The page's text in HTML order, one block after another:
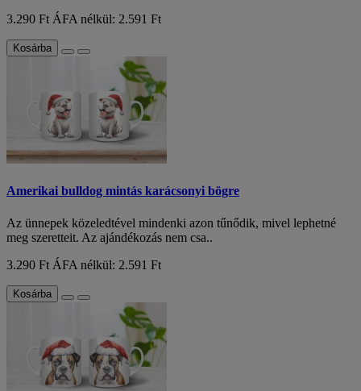
3.290 Ft ÁFA nélkül: 2.591 Ft
Kosárba
Amerikai bulldog mintás karácsonyi bögre
Az ünnepek közeledtével mindenki azon tűnődik, mivel lephetné
meg szeretteit. Az ajándékozás nem csa..
3.290 Ft ÁFA nélkül: 2.591 Ft
Kosárba